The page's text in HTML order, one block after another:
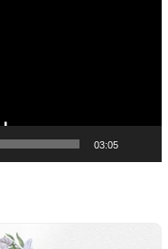
03:05